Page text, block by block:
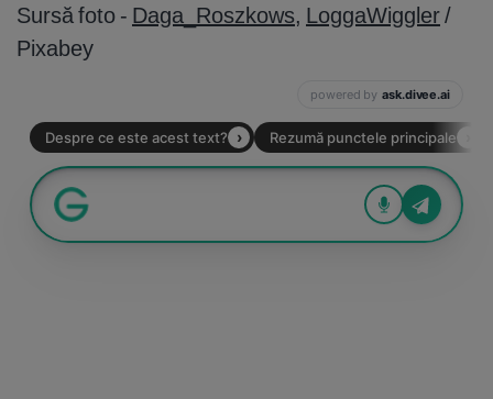
Sursă foto - Daga_Roszkows, LoggaWiggler/
Pixabey